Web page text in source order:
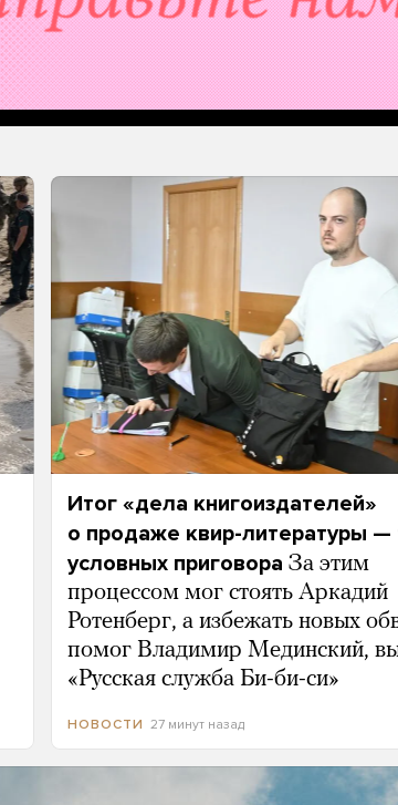
Итог «дела книгоиздателей»
о продаже квир-литературы —
условных приговора За этим
процессом мог стоять Аркадий
Ротенберг, а избежать новых
помог Владимир Мединский,
«Русская служба Би-би-си»
НОВОСТИ 27 минут назад